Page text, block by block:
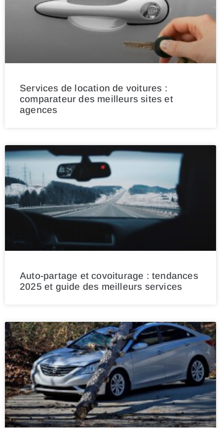
Services de location de voitures :
comparateur des meilleurs sites et
agences
Auto-partage et covoiturage : tendances
2025 et guide des meilleurs services